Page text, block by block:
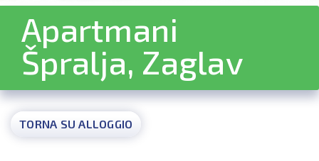
Apartmani
Špralja, Zaglav
TORNA SU ALLOGGIO